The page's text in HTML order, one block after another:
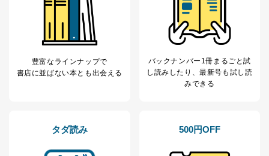
豊富なラインナップで
書店に並ばない本とも出会える
バックナンバー1冊まるごと試
し読み したり、最新号も試し読
みできる
タダ読み 500円OFF